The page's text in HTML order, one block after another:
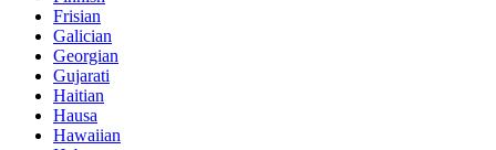
Frisian
Galician
Georgian
Gujarati
Haitian
Hausa
Hawaiian